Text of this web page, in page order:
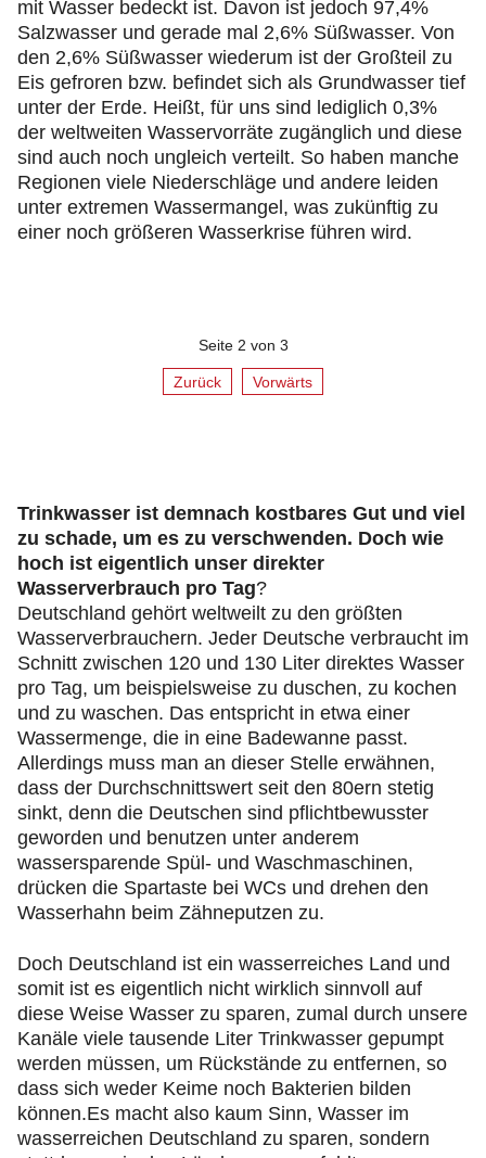
mit Wasser bedeckt ist. Davon ist jedoch 97,4%
Salzwasser und gerade mal 2,6% Süßwasser. Von
den 2,6% Süßwasser wiederum ist der Großteil zu
Eis gefroren bzw. befindet sich als Grundwasser tief
unter der Erde. Heißt, für uns sind lediglich 0,3%
der weltweiten Wasservorräte zugänglich und diese
sind auch noch ungleich verteilt. So haben manche
Regionen viele Niederschläge und andere leiden
unter extremen Wassermangel, was zukünftig zu
einer noch größeren Wasserkrise führen wird.
Seite 2 von 3
Zurück Vorwärts
Trinkwasser ist demnach kostbares Gut und viel
zu schade, um es zu verschwenden. Doch wie
hoch ist eigentlich unser direkter
Wasserverbrauch pro Tag?
Deutschland gehört weltweilt zu den größten
Wasserverbrauchern. Jeder Deutsche verbraucht im
Schnitt zwischen 120 und 130 Liter direktes Wasser
pro Tag, um beispielsweise zu duschen, zu kochen
und zu waschen. Das entspricht in etwa einer
Wassermenge, die in eine Badewanne passt.
Allerdings muss man an dieser Stelle erwähnen,
dass der Durchschnittswert seit den 80ern stetig
sinkt, denn die Deutschen sind pflichtbewusster
geworden und benutzen unter anderem
wassersparende Spül- und Waschmaschinen,
drücken die Spartaste bei WCs und drehen den
Wasserhahn beim Zähneputzen zu.
Doch Deutschland ist ein wasserreiches Land und
somit ist es eigentlich nicht wirklich sinnvoll auf
diese Weise Wasser zu sparen, zumal durch unsere
Kanäle viele tausende Liter Trinkwasser gepumpt
werden müssen, um Rückstände zu entfernen, so
dass sich weder Keime noch Bakterien bilden
können.Es macht also kaum Sinn, Wasser im
wasserreichen Deutschland zu sparen, sondern